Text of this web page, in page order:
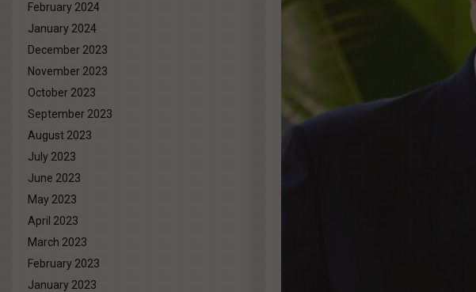
February 2024
January 2024
December 2023
November 2023
October 2023
September 2023
August 2023
July 2023
June 2023
May 2023
April 2023
March 2023
February 2023
January 2023